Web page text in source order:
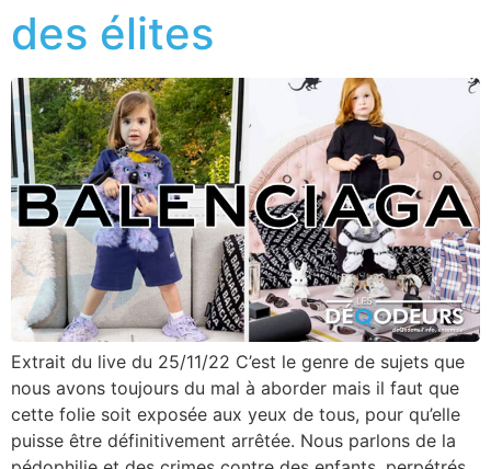
des élites
Extrait du live du 25/11/22 C’est le genre de sujets que
nous avons toujours du mal à aborder mais il faut que
cette folie soit exposée aux yeux de tous, pour qu’elle
puisse être définitivement arrêtée. Nous parlons de la